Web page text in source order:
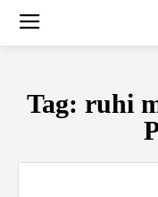
Tag: ruhi